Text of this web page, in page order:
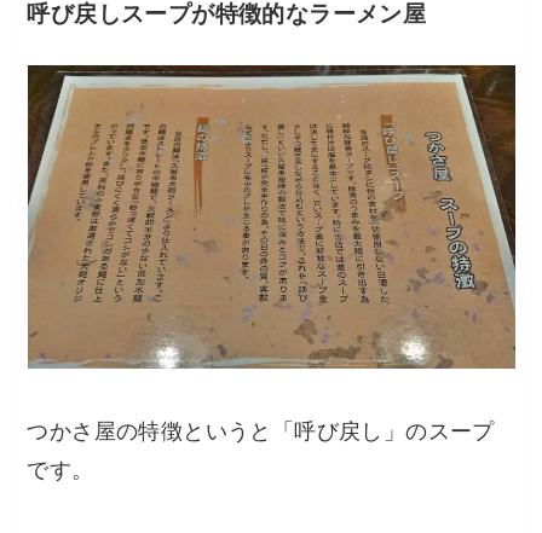
呼び戻しスープが特徴的なラーメン屋
つかさ屋の特徴というと「呼び戻し」のスープ
です。